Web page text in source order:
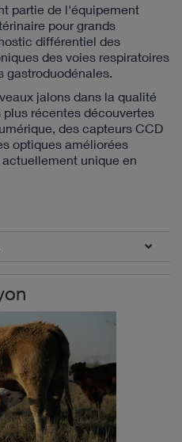
partie de l'équipement
pour grands
différentiel des
des voies respiratoires
gastroduodénales.
jalons dans la qualité
récentes découvertes
des capteurs CCD
optiques améliorées
unique en